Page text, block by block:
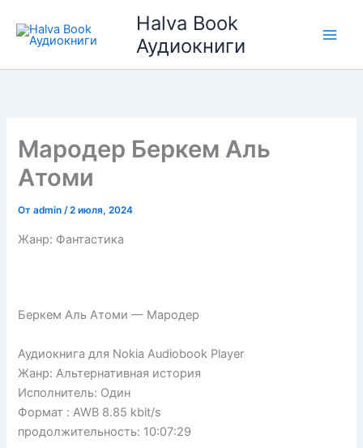
содержимому
Halva Book
Аудиокниги
Мародер Беркем Аль
Атоми
Отadmin/2 июля, 2024
Жанр: Фантастика
Беркем Аль Атоми — Мародер
Аудиокнига для Nokia Audiobook Player
Жанр: Альтернативная история
Исполнитель: Один
Формат : AWB 8.85 kbit/s
продолжительность: 10:07:29